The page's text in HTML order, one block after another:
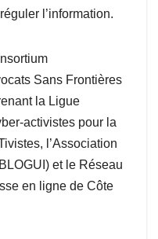
l’information.
Sans Frontières
la Ligue
activistes pour la
l’Association
et le Réseau
en ligne de Côte